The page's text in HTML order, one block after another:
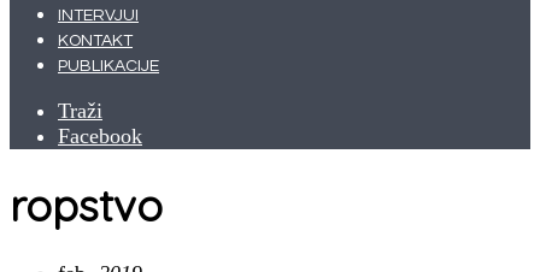
INTERVJUI
KONTAKT
PUBLIKACIJE
Traži
Facebook
ropstvo